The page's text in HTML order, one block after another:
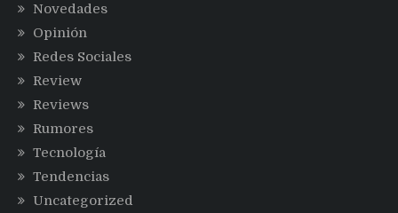
Novedades
Opinión
Redes Sociales
Review
Reviews
Rumores
Tecnología
Tendencias
Uncategorized